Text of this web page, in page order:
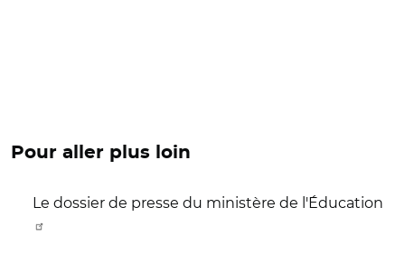
Pour aller plus loin
Le dossier de presse du ministère de l'Éducation